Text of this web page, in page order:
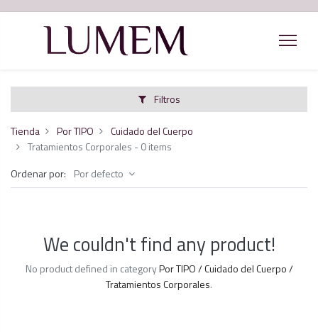
Filtros
Tienda Por TIPO
Cuidado del Cuerpo
Tratamientos Corporales - 0 items
Ordenar por:
Por defecto
We couldn't find any product!
No product defined in categoryPor TIPO / Cuidado del Cuerpo /
Tratamientos Corporales.